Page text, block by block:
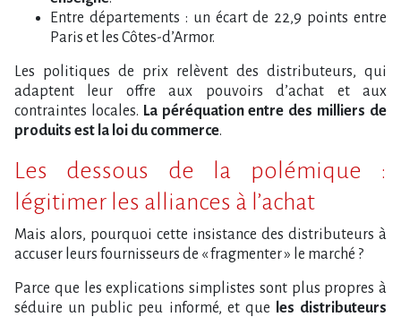
Entre départements : un écart de 22,9 points entre
Paris et les Côtes-d’Armor.
Les politiques de prix relèvent des distributeurs, qui
adaptent leur offre aux pouvoirs d’achat et aux
contraintes locales. La péréquation entre des milliers de
produits est la loi du commerce.
Les dessous de la polémique :
légitimer les alliances à l’achat
Mais alors, pourquoi cette insistance des distributeurs à
accuser leurs fournisseurs de « fragmenter » le marché ?
Parce que les explications simplistes sont plus propres à
séduire un public peu informé, et que
les distributeurs